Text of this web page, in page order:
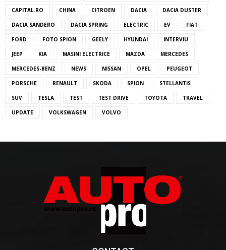
CAPITAL.RO CHINA CITROEN DACIA DACIA DUSTER
DACIA SANDERO DACIA SPRING ELECTRIC EV FIAT
FORD FOTO SPION GEELY HYUNDAI INTERVIU
JEEP KIA MASINI ELECTRICE MAZDA MERCEDES
MERCEDES-BENZ NEWS NISSAN OPEL PEUGEOT
PORSCHE RENAULT SKODA SPION STELLANTIS
SUV TESLA TEST TEST DRIVE TOYOTA TRAVEL
UPDATE VOLKSWAGEN VOLVO